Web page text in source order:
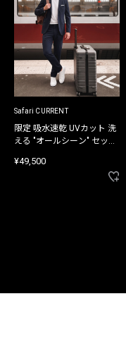
Safari CURRENT
限定 吸水速乾 UVカット 洗
える "オールシーン" セット
¥49,500